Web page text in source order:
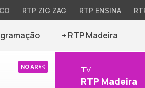
RTP ZIG ZAG RTP ENSINA
+ RTP Madeira
NO AR TV
RTP Madeira